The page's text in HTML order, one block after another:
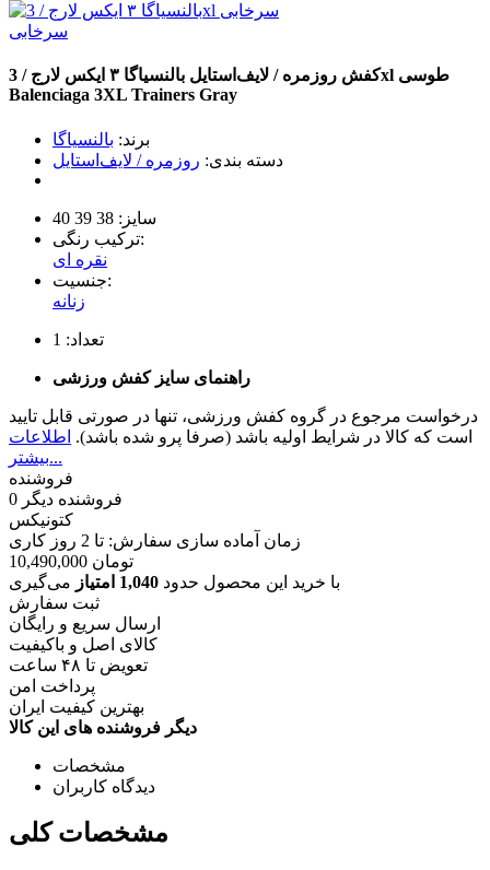
سرخابی
کفش روزمره / لایف‌استایل بالنسیاگا ۳ ایکس لارج / 3xl طوسی
Balenciaga 3XL Trainers Gray
برند: بالنسیاگا
دسته بندی: روزمره / لایف‌استایل
سایز: 38
39
40
ترکیب رنگی:
نقره ای
جنسیت:
زنانه
تعداد: 1
راهنمای سایز کفش ورزشی
درخواست مرجوع در گروه کفش ورزشی، تنها در صورتی قابل تایید
است که کالا در شرایط اولیه باشد (صرفا پرو شده باشد). اطلاعات
بیشتر...
فروشنده
0 فروشنده دیگر
کتونیکس
زمان آماده سازی سفارش: تا 2 روز کاری
10,490,000 تومان
با خرید این محصول حدود 1,040 امتیاز
می‌گیری
ثبت سفارش
ارسال سریع و رایگان
کالای اصل و باکیفیت
تعویض تا ۴۸ ساعت
پرداخت امن
بهترین کیفیت ایران
دیگر فروشنده های این کالا
مشخصات
دیدگاه کاربران
مشخصات کلی